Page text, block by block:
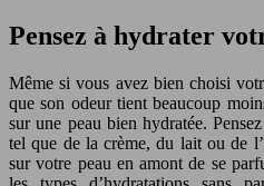
Pensez à hydrater
Même si vous avez bien choisi
que son odeur tient beaucoup
sur une peau bien hydratée.
tel que de la crème, du lait ou de
sur votre peau en amont de se